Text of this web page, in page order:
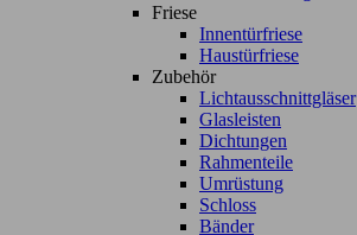
Friese
Innentürfriese
Haustürfriese
Zubehör
Lichtausschnittgläser
Glasleisten
Dichtungen
Rahmenteile
Umrüstung
Schloss
Bänder